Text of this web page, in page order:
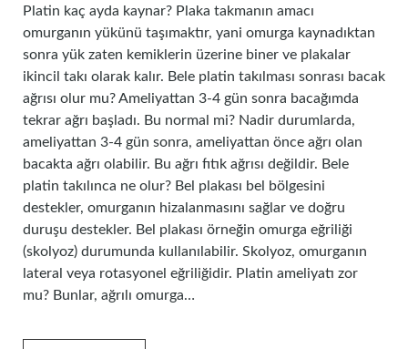
Platin kaç ayda kaynar? Plaka takmanın amacı
omurganın yükünü taşımaktır, yani omurga kaynadıktan
sonra yük zaten kemiklerin üzerine biner ve plakalar
ikincil takı olarak kalır. Bele platin takılması sonrası bacak
ağrısı olur mu? Ameliyattan 3-4 gün sonra bacağımda
tekrar ağrı başladı. Bu normal mi? Nadir durumlarda,
ameliyattan 3-4 gün sonra, ameliyattan önce ağrı olan
bacakta ağrı olabilir. Bu ağrı fıtık ağrısı değildir. Bele
platin takılınca ne olur? Bel plakası bel bölgesini
destekler, omurganın hizalanmasını sağlar ve doğru
duruşu destekler. Bel plakası örneğin omurga eğriliği
(skolyoz) durumunda kullanılabilir. Skolyoz, omurganın
lateral veya rotasyonel eğriliğidir. Platin ameliyatı zor
mu? Bunlar, ağrılı omurga…